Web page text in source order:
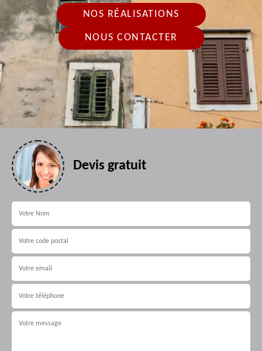
NOS RÉALISATIONS
NOUS CONTACTER
Devis gratuit